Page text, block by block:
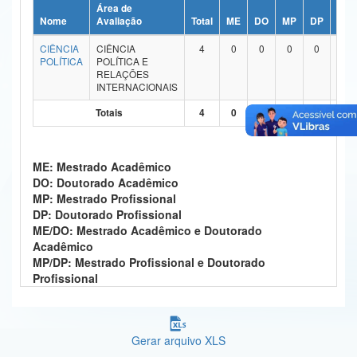
Ministério da Ciência, Tecnologia, Inovações e Comunicações
Ministério do Meio Ambiente
Ministério do Desenvolvimento Regional
Ministério da Mulher, da Família e dos Direitos Humanos
Secretaria-Geral
Secretaria de Governo
Gabinete de Segurança Institucional
Nome
Área de
Avaliação
Total ME DO MP DP
CIÊNCIA
POLÍTICA
CIÊNCIA
POLÍTICA E
RELAÇÕES
INTERNACIONAIS
4 0 0 0 0
Totais 4 0 0 0 4
ME: Mestrado Acadêmico
DO: Doutorado Acadêmico
MP: Mestrado Profissional
DP: Doutorado Profissional
ME/DO: Mestrado Acadêmico e Doutorado
Acadêmico
MP/DP: Mestrado Profissional e Doutorado
Profissional
Gerar arquivo XLS